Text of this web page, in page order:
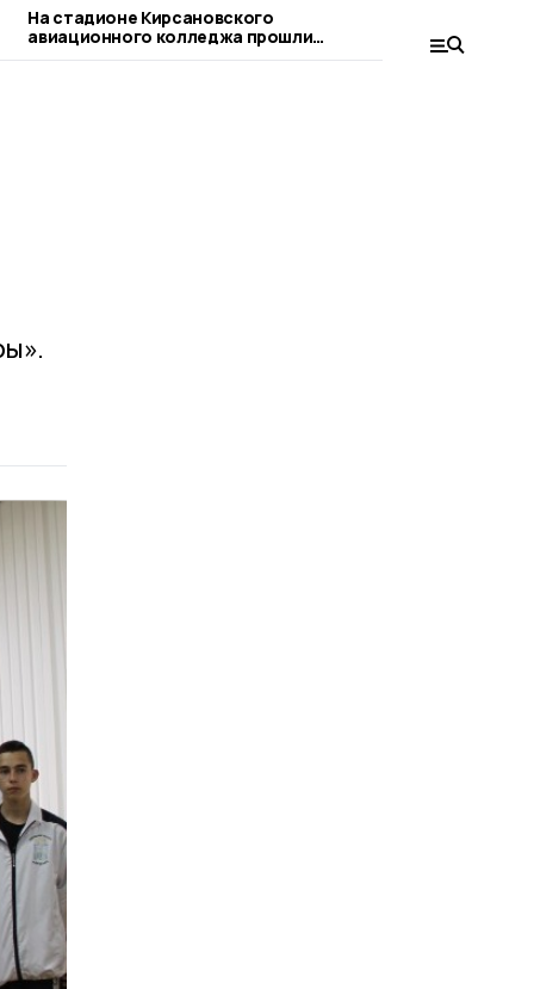
На стадионе Кирсановского
авиационного колледжа прошли
очередные матчи по футболу
проводятся